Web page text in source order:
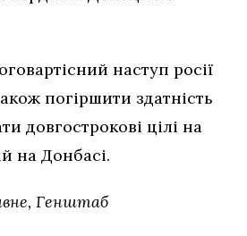
наступ росії
погіршити здатність
довгострокові цілі на
на Донбасі.
Генштаб